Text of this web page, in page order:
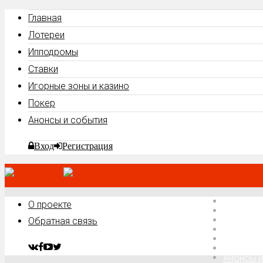
Главная
Лотереи
Ипподромы
Ставки
Игорные зоны и казино
Покер
Анонсы и события
Вход Регистрация
О проекте
Обратная связь